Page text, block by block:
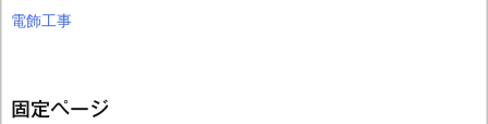
電飾工事
固定ページ